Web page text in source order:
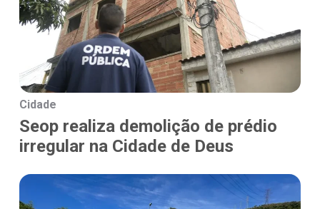
Cidade
Seop realiza demolição de prédio
irregular na Cidade de Deus